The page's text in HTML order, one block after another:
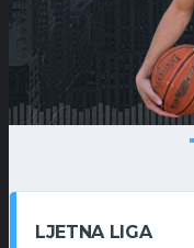
LJETNA LIGA